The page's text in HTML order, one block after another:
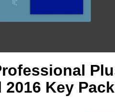
Key Pack